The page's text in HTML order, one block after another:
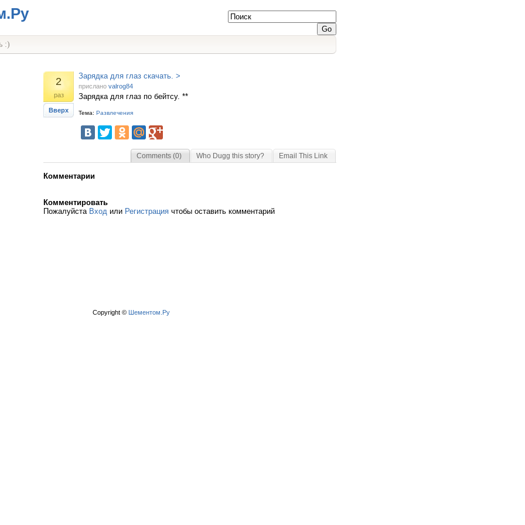
:)
2
раз
Вверх
Зарядка для глаз скачать. >
прислано valrog84
Зарядка для глаз по бейтсу. **
Тема: Развлечения
Comments (0) Who Dugg this story? Email This Link
Комментарии
Комментировать
Пожалуйста Вход или Регистрация чтобы оставить комментарий
Copyright © Шементом.Ру